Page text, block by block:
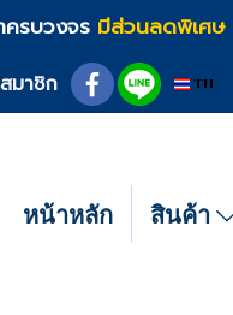
รบวงจร มีส่วนลดพิเศษ
มาชิก TH
หน้าหลัก สินค้า